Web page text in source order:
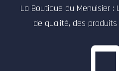
La Boutique du Menuisier
de qualité, des